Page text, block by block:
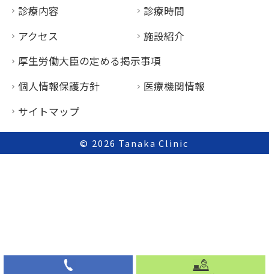
診療内容
診療時間
アクセス
施設紹介
厚生労働大臣の定める掲示事項
個人情報保護方針
医療機関情報
サイトマップ
© 2026 Tanaka Clinic